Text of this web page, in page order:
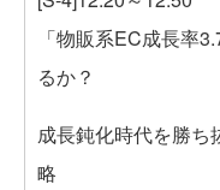
「物販系EC成長率
るか？
成長鈍化時代を勝ち
略